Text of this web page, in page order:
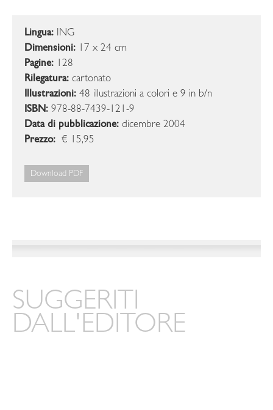
Lingua: ING
Dimensioni: 17 x 24 cm
Pagine: 128
Rilegatura: cartonato
Illustrazioni: 48 illustrazioni a colori e 9 in b/n
ISBN: 978-88-7439-121-9
Data di pubblicazione: dicembre 2004
Prezzo: € 15,95
Download PDF
SUGGERITI
DALL'EDITORE